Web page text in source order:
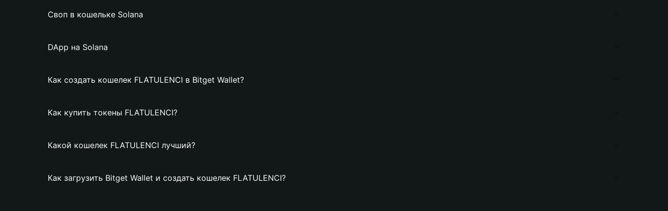
Своп в кошельке Solana
DApp на Solana
Как создать кошелек FLATULENCI в Bitget Wallet?
Как купить токены FLATULENCI?
Какой кошелек FLATULENCI лучший?
Как загрузить Bitget Wallet и создать кошелек FLATULENCI?